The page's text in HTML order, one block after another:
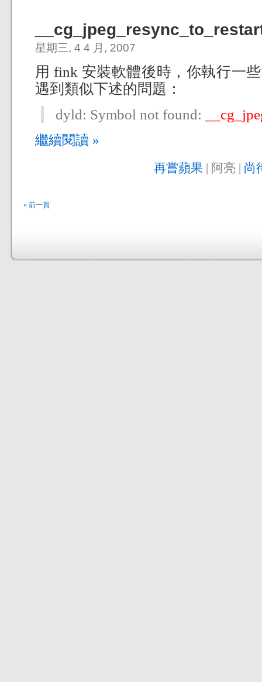
星期三, 4 4 月, 2007
用 fink 安裝軟體後時，你執行一
遇到類似下述的問題：
dyld: Symbol not found:
繼續閱讀 »
再嘗蘋果 | 阿亮 | 尚
« 前一頁